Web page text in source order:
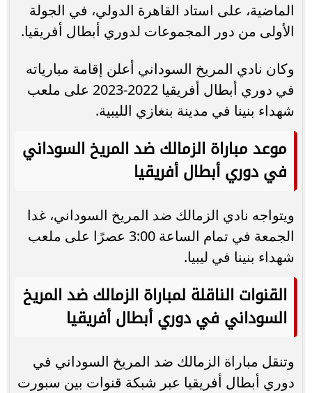
الماضية، على استاد القاهرة الدولي، في الجولة
الأولى من دور المجموعات لدوري أبطال أفريقيا.
وكان نادي المريخ السوداني أعلن إقامة مبارياته
في دوري أبطال أفريقيا 2022-2023 على ملعب
شهداء بنينا في مدينة بنغازي الليبية.
موعد مباراة الزمالك ضد المريخ السوداني
في دوري أبطال أفريقيا
ويتواجه نادي الزمالك ضد المريخ السوداني، غدا
الجمعة في تمام الساعة 3:00 عصرًا على ملعب
شهداء بنينا في ليبيا.
القنوات الناقلة لمباراة الزمالك ضد المريخ
السوداني في دوري أبطال أفريقيا
وتنقل مباراة الزمالك ضد المريخ السوداني في
دوري أبطال أفريقيا عبر شبكة قنوات بين سبورت